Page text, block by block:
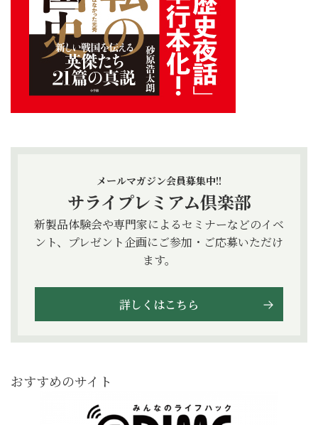
メールマガジン会員募集中!!
サライプレミアム倶楽部
新製品体験会や専門家によるセミナーなどのイベ
ント、プレゼント企画にご参加・ご応募いただけ
ます。
詳しくはこちら
おすすめのサイト